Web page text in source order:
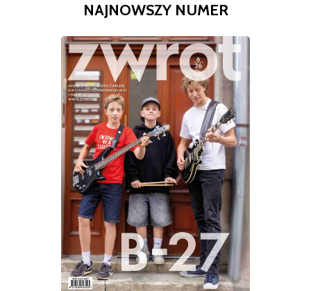
NAJNOWSZY NUMER